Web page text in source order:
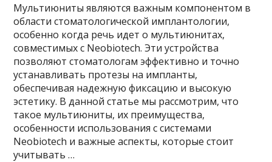
Мультиюниты являются важным компонентом в
области стоматологической имплантологии,
особенно когда речь идет о мультиюнитах,
совместимых с Neobiotech. Эти устройства
позволяют стоматологам эффективно и точно
устанавливать протезы на импланты,
обеспечивая надежную фиксацию и высокую
эстетику. В данной статье мы рассмотрим, что
такое мультиюниты, их преимущества,
особенности использования с системами
Neobiotech и важные аспекты, которые стоит
учитывать …